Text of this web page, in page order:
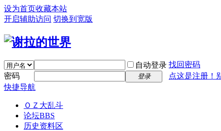
设为首页收藏本站
开启辅助访问 切换到宽版
自动登录 找回密码
密码
登录
点这是注册！
快捷导航
ＯＺ大乱斗
论坛BBS
历史资料区